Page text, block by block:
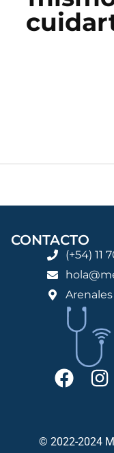
CONTACTO
(+54) 11
Arenales
© 2022-2024